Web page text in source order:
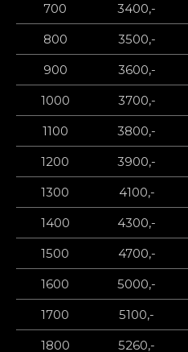
700
3400,-
800
3500,-
900
3600,-
1000
3700,-
1100
3800,-
1200
3900,-
1300
4100,-
1400
4300,-
1500
4700,-
1600
5000,-
1700
5100,-
1800
5260,-